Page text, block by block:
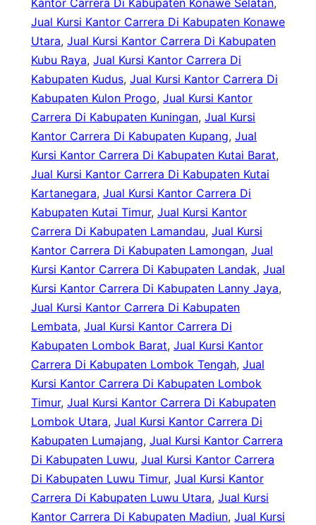
Kantor Carrera Di Kabupaten Konawe Selatan
Jual Kursi Kantor Carrera Di Kabupaten Konawe
Utara, Jual Kursi Kantor Carrera Di Kabupaten
Kubu Raya, Jual Kursi Kantor Carrera Di
Kabupaten Kudus, Jual Kursi Kantor Carrera Di
Kabupaten Kulon Progo, Jual Kursi Kantor
Carrera Di Kabupaten Kuningan, Jual Kursi
Kantor Carrera Di Kabupaten Kupang, Jual
Kursi Kantor Carrera Di Kabupaten Kutai Barat
Jual Kursi Kantor Carrera Di Kabupaten Kutai
Kartanegara, Jual Kursi Kantor Carrera Di
Kabupaten Kutai Timur, Jual Kursi Kantor
Carrera Di Kabupaten Lamandau, Jual Kursi
Kantor Carrera Di Kabupaten Lamongan, Jual
Kursi Kantor Carrera Di Kabupaten Landak, Jual
Kursi Kantor Carrera Di Kabupaten Lanny Jaya
Jual Kursi Kantor Carrera Di Kabupaten
Lembata, Jual Kursi Kantor Carrera Di
Kabupaten Lombok Barat, Jual Kursi Kantor
Carrera Di Kabupaten Lombok Tengah, Jual
Kursi Kantor Carrera Di Kabupaten Lombok
Timur, Jual Kursi Kantor Carrera Di Kabupaten
Lombok Utara, Jual Kursi Kantor Carrera Di
Kabupaten Lumajang, Jual Kursi Kantor Carrera
Di Kabupaten Luwu, Jual Kursi Kantor Carrera
Di Kabupaten Luwu Timur, Jual Kursi Kantor
Carrera Di Kabupaten Luwu Utara, Jual Kursi
Kantor Carrera Di Kabupaten Madiun, Jual Kursi